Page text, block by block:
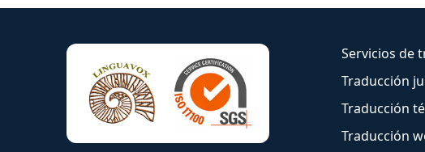
Servicios de
Traducción
Traducción
Traducción